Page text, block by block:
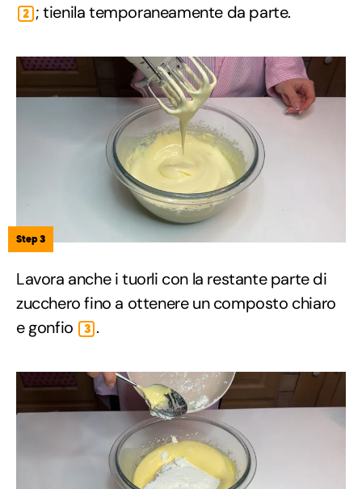
2 ; tienila temporaneamente da parte.
Step 3
Lavora anche i tuorli con la restante parte di
zucchero fino a ottenere un composto chiaro
e gonfio
3 .